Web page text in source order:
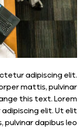
mattis,
to change this text.
adipiscing elit.
pulvinar